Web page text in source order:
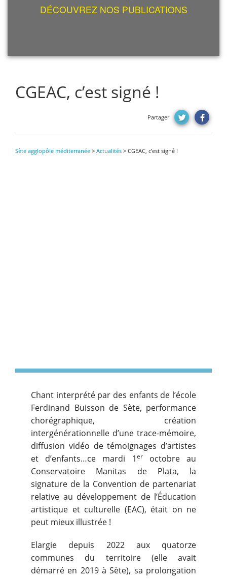
DÉCOUVREZ NOS PUBLICATIONS
CGEAC, c’est signé !
Partager
Sète agglopôle méditerranée > Actualités > CGEAC, c’est signé !
Chant interprété par des enfants de l’école
Ferdinand Buisson de Sète, performance
chorégraphique, création
intergénérationnelle d’une trace-mémoire,
diffusion vidéo de témoignages d’artistes
et d’enfants…ce mardi 1eroctobre au
Conservatoire Manitas de Plata, la
signature de la Convention de partenariat
relative au développement de l’Éducation
artistique et culturelle (EAC), était on ne
peut mieux illustrée !
Elargie depuis 2022 aux quatorze
communes du territoire (elle avait
démarré en 2019 à Sète), sa prolongation